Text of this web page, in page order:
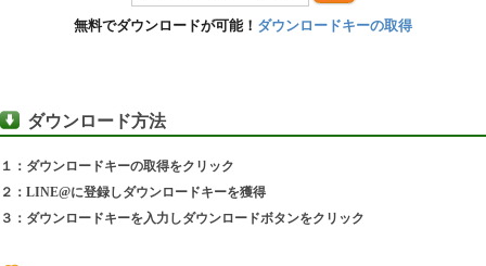
無料でダウンロードが可能！ ダウンロードキーの取得
ダウンロード方法
１：ダウンロードキーの取得をクリック
２：LINE@に登録しダウンロードキーを獲得
３：ダウンロードキーを入力しダウンロードボタンをクリック